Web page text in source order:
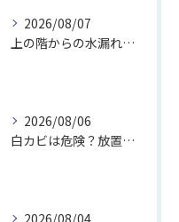
2026/08/07
上の階からの水漏れでカビ｜対処法と業者
2026/08/06
白カビは危険？放置のリスクと取り方
2026/08/04